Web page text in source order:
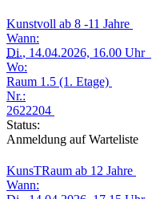
Kunstvoll ab 8 -11 Jahre
Wann:
Di., 14.04.2026, 16.00 Uhr
Wo:
Raum 1.5 (1. Etage)
Nr.:
2622204
Status:
Anmeldung auf Warteliste
KunsTRaum ab 12 Jahre
Wann: